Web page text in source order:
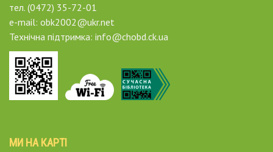
тел. (0472) 35-72-01
e-mail: obk2002@ukr.net
Технічна підтримка: info@chobd.ck.ua
МИ НА КАРТІ